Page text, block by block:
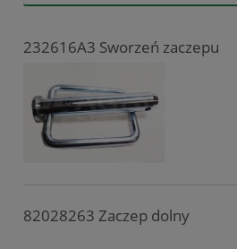
232616A3 Sworzeń zaczepu
82028263 Zaczep dolny